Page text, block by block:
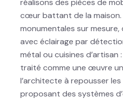
réalisons des pièces de
cœur battant de la maison.
monumentales sur
avec éclairage par
métal ou cuisines
traité comme une œuvre
l’architecte à repousser
proposant des systèmes